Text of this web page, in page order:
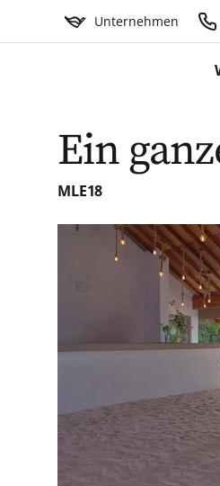
Unternehmen
Ein
MLE18